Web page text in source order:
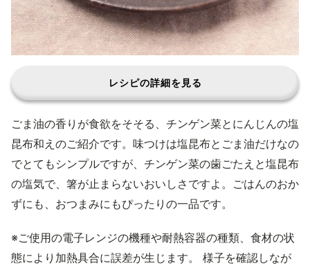
レシピの詳細を見る
ごま油の香りが食欲をそそる、チンゲン菜とにんじんの塩
昆布和えのご紹介です。味つけは塩昆布とごま油だけなの
でとてもシンプルですが、チンゲン菜の歯ごたえと塩昆布
の塩気で、箸が止まらないおいしさですよ。ごはんのおか
ずにも、おつまみにもぴったりの一品です。
※ご使用の電子レンジの機種や耐熱容器の種類、食材の状
態により加熱具合に誤差が生じます。 様子を確認しなが